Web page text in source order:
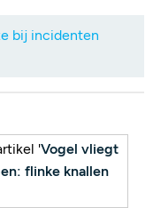
bij incidenten
'Vogel vliegt
flinke knallen